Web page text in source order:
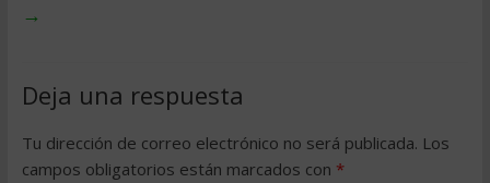
→
Deja una respuesta
Tu dirección de correo electrónico no será publicada. Los
campos obligatorios están marcados con *